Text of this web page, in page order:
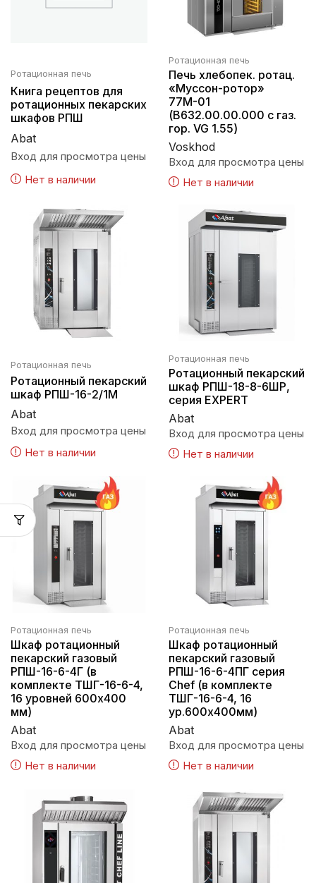
Ротационная печь
Книга рецептов для
ротационных пекарских
шкафов РПШ
Abat
Вход для просмотра цены
Нет в наличии
Ротационная печь
Печь хлебопек. ротац.
«Муссон-ротор»
77М-01
(В632.00.00.000 с газ.
гор. VG 1.55)
Voskhod
Вход для просмотра цены
Нет в наличии
Ротационная печь
Ротационный пекарский
шкаф РПШ-16-2/1М
Abat
Вход для просмотра цены
Нет в наличии
Ротационная печь
Ротационный пекарский
шкаф РПШ-18-8-6ШР,
серия EXPERT
Abat
Вход для просмотра цены
Нет в наличии
Ротационная печь
Шкаф ротационный
пекарский газовый
РПШ-16-6-4Г (в
комплекте ТШГ-16-6-4,
16 уровней 600х400
мм)
Abat
Вход для просмотра цены
Нет в наличии
Ротационная печь
Шкаф ротационный
пекарский газовый
РПШ-16-6-4ПГ серия
Chef (в комплекте
ТШГ-16-6-4, 16
ур.600х400мм)
Abat
Вход для просмотра цены
Нет в наличии